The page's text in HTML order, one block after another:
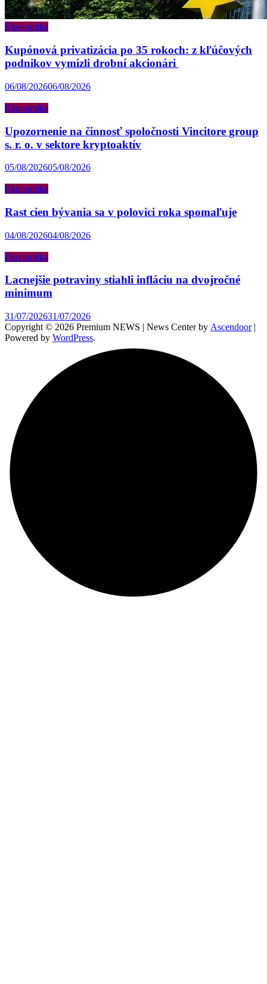
Ekonomika
Kupónová privatizácia po 35 rokoch: z kľúčových
podnikov vymizli drobní akcionári
06/08/202606/08/2026
Ekonomika
Upozornenie na činnosť spoločnosti Vincitore group
s. r. o. v sektore kryptoaktív
05/08/202605/08/2026
Ekonomika
Rast cien bývania sa v polovici roka spomaľuje
04/08/202604/08/2026
Ekonomika
Lacnejšie potraviny stiahli infláciu na dvojročné
minimum
31/07/202631/07/2026
Copyright © 2026 Premium NEWS | News Center by Ascendoor|
Powered by WordPress.